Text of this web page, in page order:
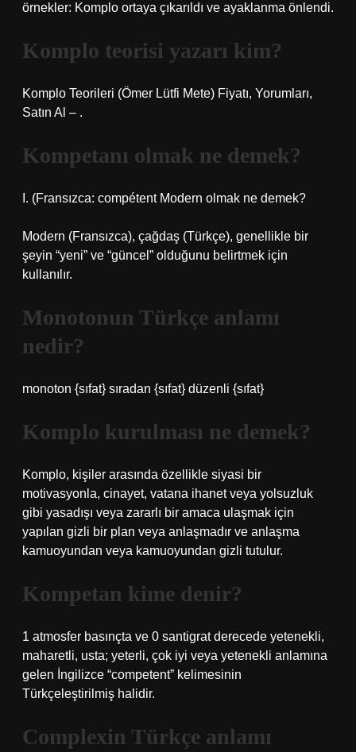
örnekler: Komplo ortaya çıkarıldı ve ayaklanma önlendi.
Komplo teorisi yazarı kim?
Komplo Teorileri (Ömer Lütfi Mete) Fiyatı, Yorumları,
Satın Al – .
Kompetanı olmak ne demek?
I. (Fransızca: compétent Modern olmak ne demek?
Modern (Fransızca), çağdaş (Türkçe), genellikle bir
şeyin “yeni” ve “güncel” olduğunu belirtmek için
kullanılır.
Monotonun Türkçe anlamı
nedir?
monoton {sıfat} sıradan {sıfat} düzenli {sıfat}
Komplo kurulması ne demek?
Komplo, kişiler arasında özellikle siyasi bir
motivasyonla, cinayet, vatana ihanet veya yolsuzluk
gibi yasadışı veya zararlı bir amaca ulaşmak için
yapılan gizli bir plan veya anlaşmadır ve anlaşma
kamuoyundan veya kamuoyundan gizli tutulur.
Kompetan kime denir?
1 atmosfer basınçta ve 0 santigrat derecede yetenekli,
maharetli, usta; yeterli, çok iyi veya yetenekli anlamına
gelen İngilizce “competent” kelimesinin
Türkçeleştirilmiş halidir.
Complexin Türkçe anlamı